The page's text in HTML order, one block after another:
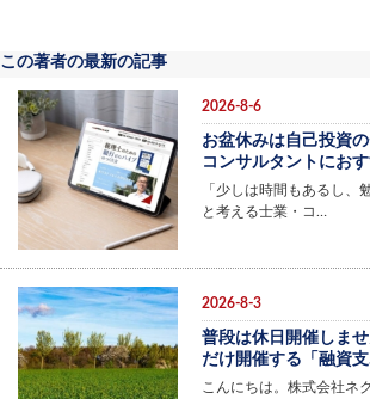
この著者の最新の記事
2026-8-6
お盆休みは自己投資
コンサルタントにお
「少しは時間もあるし、
と考える士業・コ…
2026-8-3
普段は休日開催しま
だけ開催する「融資支
こんにちは。株式会社ネ